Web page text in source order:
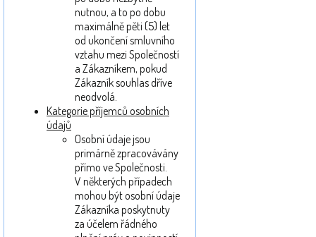
nutnou, a to po dobu
maximálně pěti (5) let
od ukončení smluvního
vztahu mezi Společností
a Zákazníkem, pokud
Zákazník souhlas dříve
neodvolá.
Kategorie příjemců osobních
údajů
Osobní údaje jsou
primárně zpracovávány
přímo ve Společnosti.
V některých případech
mohou být osobní údaje
Zákazníka poskytnuty
za účelem řádného